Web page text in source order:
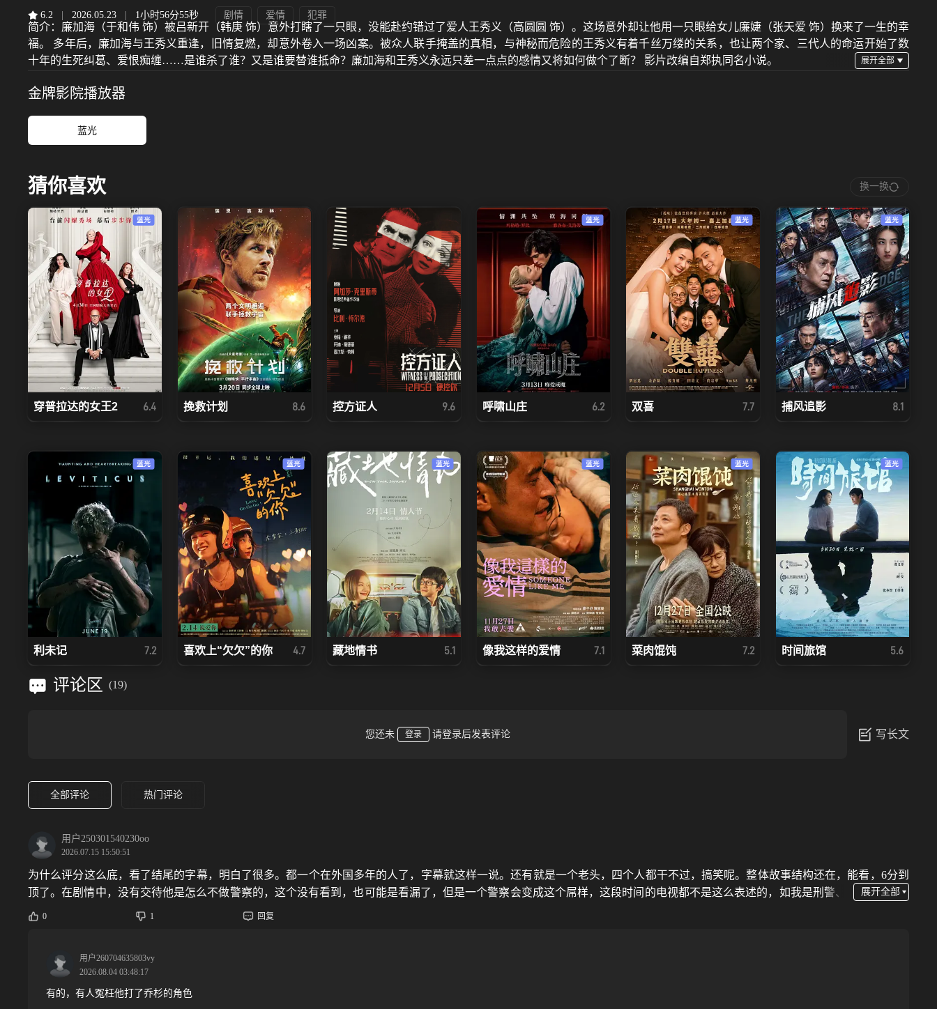
6.2 2026.05.23 1小时56分55秒 剧情 爱情 犯罪
简介： 廉加海（于和伟 饰）被吕新开（韩庚 饰）意外打瞎了一只眼，没能赴约错过了爱人王秀义（高圆圆 饰）。这场意外却让他用一只眼给女儿廉婕（张天爱 饰）换来了一生的幸
福。 多年后，廉加海与王秀义重逢，旧情复燃，却意外卷入一场凶案。被众人联手掩盖的真相，与神秘而危险的王秀义有着千丝万缕的关系，也让两个家、三代人的命运开始了数
十年的生死纠葛、爱恨痴缠……是谁杀了谁？又是谁要替谁抵命？廉加海和王秀义永远只差一点点的感情又将如何做个了断？ 影片改编自郑执同名小说。
金牌影院播放器
蓝光
猜你喜欢 换一换
蓝光
穿普拉达的女王2 6.4 挽救计划 8.6 控方证人 9.6
蓝光
呼啸山庄 6.2
蓝光
双喜 7.7
蓝光
捕风追影 8.1
蓝光
利未记 7.2
蓝光
喜欢上“欠欠”的你 4.7
蓝光
藏地情书 5.1
蓝光
像我这样的爱情 7.1
蓝光
菜肉馄饨 7.2
蓝光
时间旅馆 5.6
评论区 (19)
您还未 登录 请登录后发表评论 写长文
全部评论 热门评论
用户250301540230oo
2026.07.15 15:50:51
为什么评分这么底，看了结尾的字幕，明白了很多。都一个在外国多年的人了，字幕就这样一说。还有就是一个老头，四个人都干不过，搞笑呢。整体故事结构还在，能看，6分到
顶了。在剧情中，没有交待他是怎么不做警察的，这个没有看到，也可能是看漏了，但是一个警察会变成这个屌样，这段时间的电视都不是这么表述的，如我是刑警、
三大队、扫毒风暴、悬案。这些电视都是一咬到底。就这个，警察就是个什么。
0 1 回复
用户260704635803vy
2026.08.04 03:48:17
有的，有人冤枉他打了乔杉的角色